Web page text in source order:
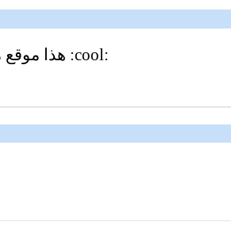
هذا موقع متميز جدا وشكرا :cool: